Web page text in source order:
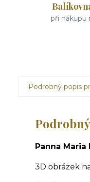
při nákupu
Podrobný popis
Panna Maria
3D obrázek